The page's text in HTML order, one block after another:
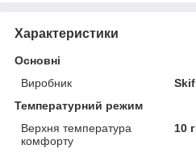
Характеристики
Основні
Виробник
Температурний режим
Верхня температура
комфорту
10